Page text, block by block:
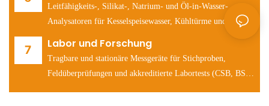
Leitfähigkeits-, Silikat-, Natrium- und Öl-in-Wasser-
Analysatoren für Kesselspeisewasser, Kühltürme und
Labor und Forschung
Tragbare und stationäre Messgeräte für Stichproben,
Feldüberprüfungen und akkreditierte Labortests (CSB, BSB,